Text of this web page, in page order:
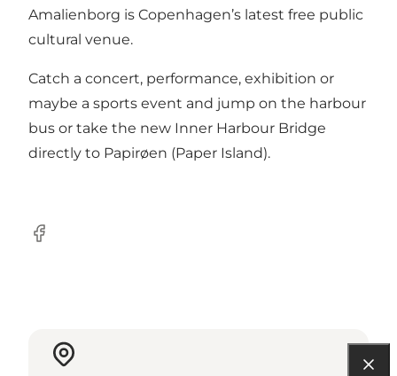
Amalienborg is Copenhagen’s latest free public
cultural venue.
Catch a concert, performance, exhibition or
maybe a sports event and jump on the harbour
bus or take the new Inner Harbour Bridge
directly to Papirøen (Paper Island).
Facebook